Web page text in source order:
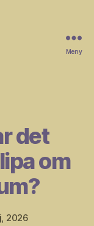
Meny
det
om
2026